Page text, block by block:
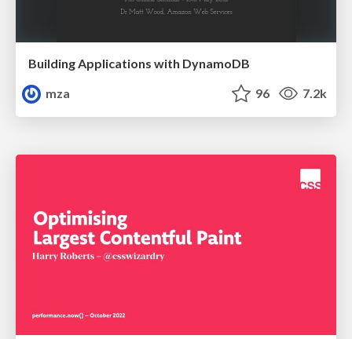
Building Applications with DynamoDB
mza
96 7.2k